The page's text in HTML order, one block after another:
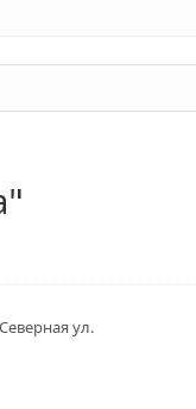
Северная ул.